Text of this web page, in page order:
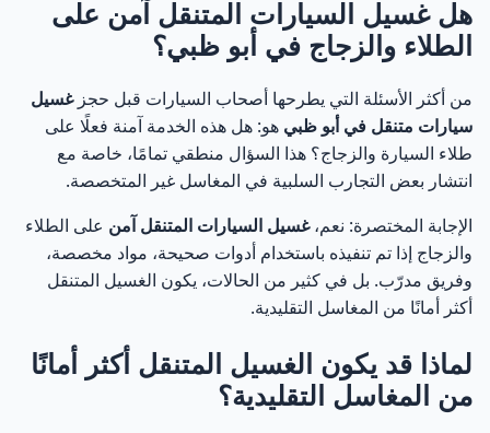
65 أسئلة شائعة حول غسيل السيارات المتنقل في أبو ظبي
السيارات؟
67
71 6. هل الغسيل بدون ماء فعّال فعلًا؟
هل غسيل السيارات المتنقل آمن على
الطلاء والزجاج في أبو ظبي؟
من أكثر الأسئلة التي يطرحها أصحاب السيارات قبل حجزغسيل
سيارات متنقل في أبو ظبي هو: هل هذه الخدمة آمنة فعلًا على
طلاء السيارة والزجاج؟ هذا السؤال منطقي تمامًا، خاصة مع
انتشار بعض التجارب السلبية في المغاسل غير المتخصصة.
الإجابة المختصرة: نعم،غسيل السيارات المتنقل آمن على الطلاء
والزجاج إذا تم تنفيذه باستخدام أدوات صحيحة، مواد مخصصة،
وفريق مدرّب. بل في كثير من الحالات، يكون الغسيل المتنقل
أكثر أمانًا من المغاسل التقليدية.
لماذا قد يكون الغسيل المتنقل أكثر أمانًا
من المغاسل التقليدية؟